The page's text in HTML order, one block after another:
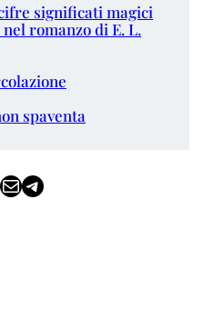
significati magici
romanzo di E. L.
spaventa
Email Telegram